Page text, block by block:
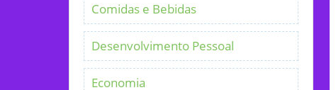
Comidas e Bebidas
Desenvolvimento Pessoal
Economia